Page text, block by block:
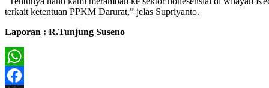
terkait ketentuan PPKM Darurat,” jelas Supriyanto.
Laporan : R.Tunjung Suseno
WhatsApp